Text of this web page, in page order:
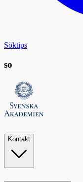
Söktips
so
Kontakt